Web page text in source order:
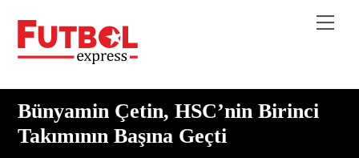
content
Bünyamin Çetin, HSC’nin Birinci
Takımının Başına Geçti